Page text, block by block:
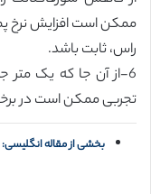
ممکن است افزایش نرخ
راس، ثابت باشد.
6-از آن جا که یک
تجربی ممکن است در
بخشی از مقاله انگلیسی: